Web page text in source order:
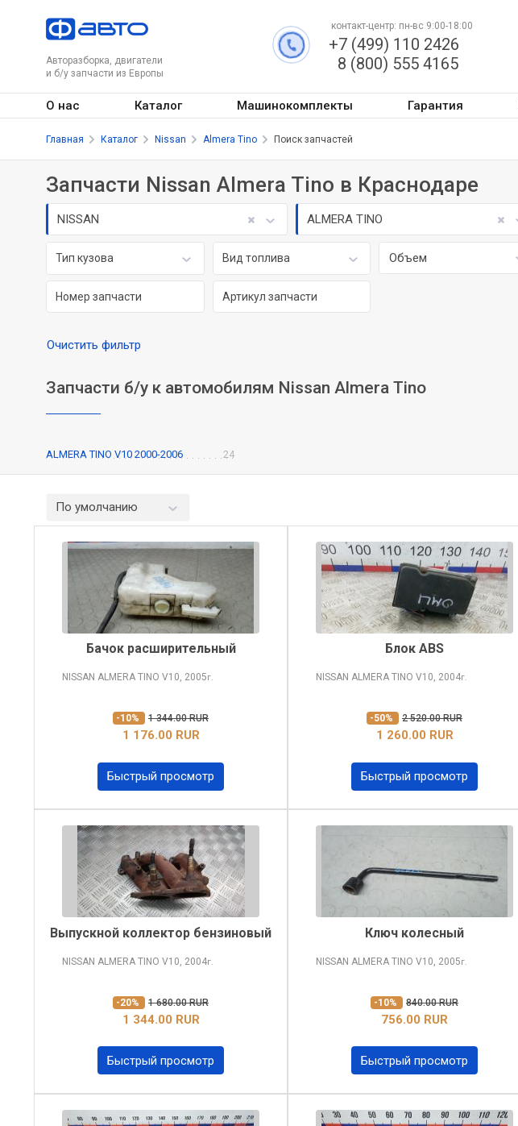
Авторазборка, двигатели
и б/у запчасти из Европы
контакт-центр: пн-вс 9:00-18:00
+7 (499) 110 2426
8 (800) 555 4165
О нас Каталог Машинокомплекты Гарантия
Главная Каталог Nissan Almera Tino Поиск запчастей
Запчасти Nissan Almera Tino в Краснодаре
NISSAN ALMERA TINO
Тип кузова Вид топлива Объем
Очистить фильтр
Запчасти б/у к автомобилям Nissan Almera Tino
ALMERA TINO V10 2000-2006 24
По умолчанию
Бачок расширительный
NISSAN ALMERA TINO V10, 2005г.
-10% 1 344.00 RUR
1 176.00 RUR
Быстрый просмотр
Блок ABS
NISSAN ALMERA TINO V10, 2004г.
-50% 2 520.00 RUR
1 260.00 RUR
Быстрый просмотр
Выпускной коллектор бензиновый
NISSAN ALMERA TINO V10, 2004г.
-20% 1 680.00 RUR
1 344.00 RUR
Быстрый просмотр
Ключ колесный
NISSAN ALMERA TINO V10, 2005г.
-10% 840.00 RUR
756.00 RUR
Быстрый просмотр